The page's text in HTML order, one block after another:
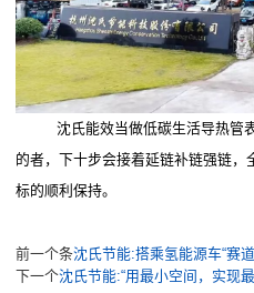
沈氏能效当做低碳生活导热管
的者，下十步会接着延链补链强链，
标的顺利保持。
前一个条
下一个